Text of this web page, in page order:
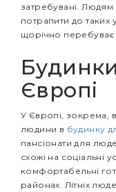
затребувані. Людям
потрапити до таких
щорічно перебуває
Європі
У Європі, зокрема,
людини в будинку
пансіонати для
схожі на соціальні
комфортабельні
районах. Літніх